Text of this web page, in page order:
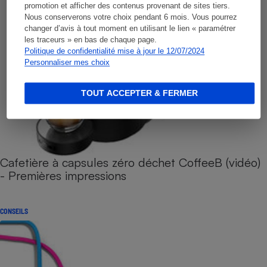
promotion et afficher des contenus provenant de sites tiers.
Nous conserverons votre choix pendant 6 mois. Vous pourrez
changer d’avis à tout moment en utilisant le lien « paramétrer
les traceurs » en bas de chaque page.
Politique de confidentialité mise à jour le 12/07/2024
Personnaliser mes choix
TOUT ACCEPTER & FERMER
Cafetière à capsules zéro déchet CoffeeB (vidéo)
- Premières impressions
CONSEILS